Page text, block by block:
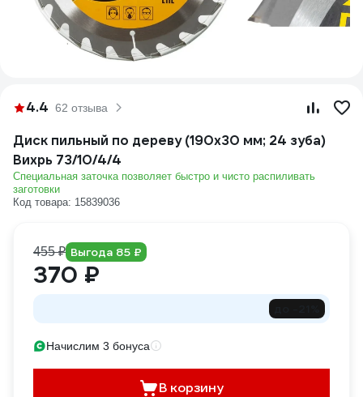
4.4 62 отзыва
Диск пильный по дереву (190х30 мм; 24 зуба)
Вихрь 73/10/4/4
Специальная заточка позволяет быстро и чисто распиливать
заготовки
Код товара: 15839036
455 ₽ Выгода 85 ₽
370 ₽
Начислим 3 бонуса
В корзину